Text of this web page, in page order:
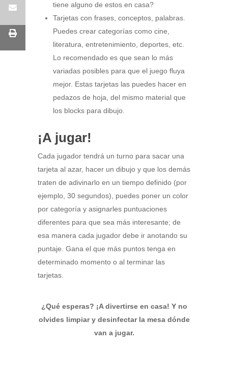
tiene alguno de estos en casa?
Tarjetas con frases, conceptos, palabras.
Puedes crear categorías como cine,
literatura, entretenimiento, deportes, etc.
Lo recomendado es que sean lo más
variadas posibles para que el juego fluya
mejor. Estas tarjetas las puedes hacer en
pedazos de hoja, del mismo material que
los blocks para dibujo.
¡A jugar!
Cada jugador tendrá un turno para sacar una
tarjeta al azar, hacer un dibujo y que los demás
traten de adivinarlo en un tiempo definido (por
ejemplo, 30 segundos), puedes poner un color
por categoría y asignarles puntuaciones
diferentes para que sea más interesante; de
esa manera cada jugador debe ir anotando su
puntaje. Gana el que más puntos tenga en
determinado momento o al terminar las
tarjetas.
¿Qué esperas? ¡A divertirse en casa! Y no
olvides limpiar y desinfectar la mesa dónde
van a jugar.